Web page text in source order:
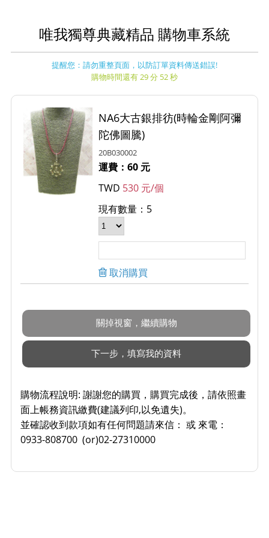
唯我獨尊典藏精品 購物車系統
提醒您：請勿重整頁面，以防訂單資料傳送錯誤!
購物時間還有 29 分 52 秒
NA6大古銀排彷(時輪金剛阿彌
陀佛圖騰)
20B030002
運費：60 元
TWD 530 元/個
現有數量：5
取消購買
購物流程說明: 謝謝您的購買，購買完成後，請依照畫
面上帳務資訊繳費(建議列印,以免遺失)。
並確認收到款項如有任何問題請來信： 或 來電：
0933-808700 (or)02-27310000